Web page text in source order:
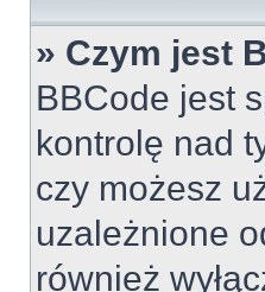
» Czym jest
BBCode jest
kontrolę nad
czy możesz
uzależnione
również